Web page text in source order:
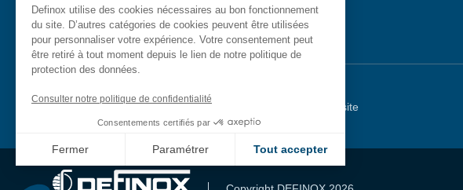
Vannes aseptiques
Menu
secondaire
Mentions légales Politique de confidentialité Plan du site
Definox utilise des cookies nécessaires au bon fonctionnement
du site. D’autres catégories de cookies peuvent être utilisées
pour personnaliser votre expérience. Votre consentement peut
être retiré à tout moment depuis le lien de notre politique de
protection des données.
Consulter notre politique de confidentialité
Consentements certifiés par
Fermer Paramétrer
Tout accepter
Axeptio consent
Plateforme de Gestion du Consentement : Personnalisez vos Options